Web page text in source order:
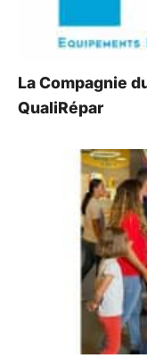
La Compagnie
QualiRépar